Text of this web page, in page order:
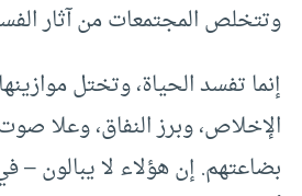
وتتخلص المجتمعات من آثار
إنما تفسد الحياة، وتختل
الإخلاص، وبرز النفاق، وعلا
بضاعتهم. إن هؤلاء لا يبالون